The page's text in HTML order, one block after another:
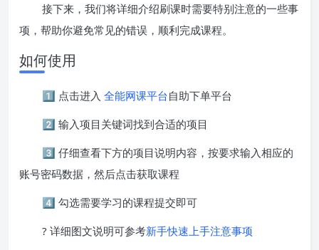
接下来，我们将详细介绍刷课时需要特别注意的一些事
项，帮助你避免常见的错误，顺利完成课程。
如何使用
1️⃣ 点击进入 全能网课平台自助下单平台
2️⃣ 输入项目关键词找到合适的项目
3️⃣ 仔细查看下方的项目说明内容，按要求输入相应的
账号密码数据，然后点击获取课程
4️⃣ 勾选需要学习的课程提交即可
? 详细图文说明可参考新手快速上手注意事项